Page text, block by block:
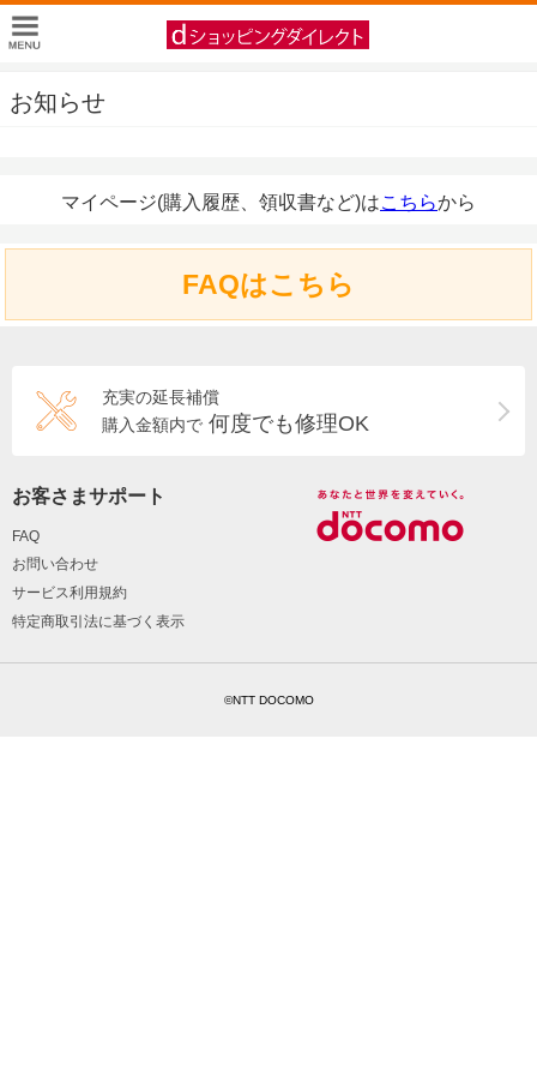
お知らせ
マイページ(購入履歴、領収書など)はこちらから
FAQはこちら
充実の延長補償
購入金額内で 何度でも修理OK
お客さまサポート
FAQ
お問い合わせ
サービス利用規約
特定商取引法に基づく表示
©NTT DOCOMO